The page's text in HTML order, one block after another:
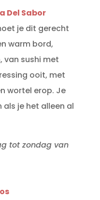
Del Sabor
je dit gerecht
warm bord,
van sushi met
ooit, met
wortel erop. Je
je het alleen al
tot zondag van